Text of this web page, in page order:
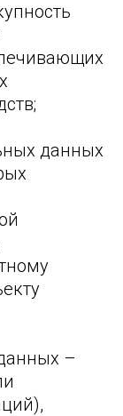
данных
–